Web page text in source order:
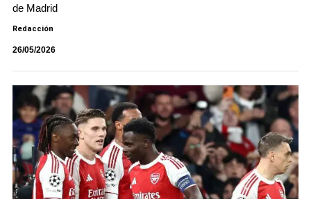
de Madrid
Redacción
26/05/2026